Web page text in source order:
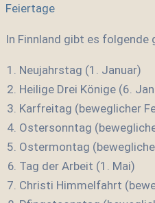
Feiertage
In Finnland gibt es folgende
Neujahrstag (1. Januar)
Heilige Drei Könige (6.
Karfreitag (beweglicher
Ostersonntag
Ostermontag
Tag der Arbeit (1. Mai)
Christi Himmelfahrt